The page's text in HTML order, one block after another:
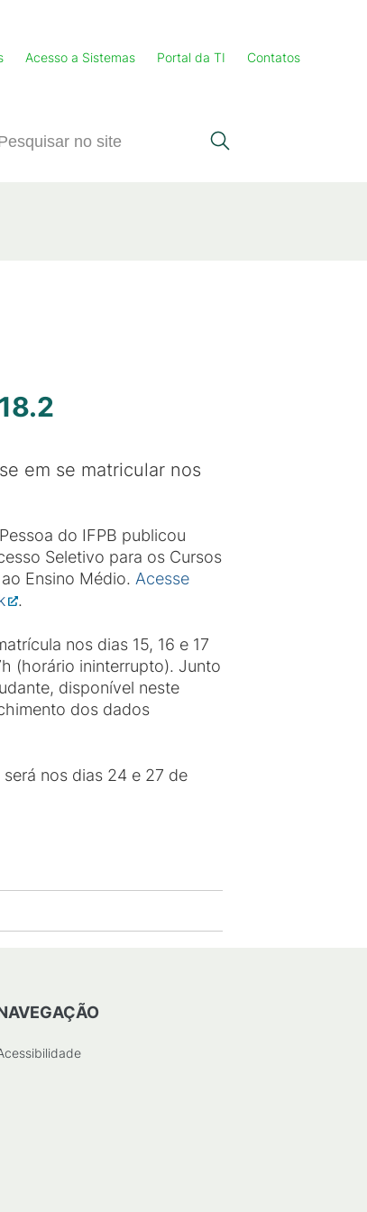
Acesso a Sistemas Portal da TI Contatos
em se matricular nos
do IFPB publicou
Seletivo para os Cursos
Ensino Médio. Acesse
.
nos dias 15, 16 e 17
(horário ininterrupto). Junto
disponível neste
dos dados
nos dias 24 e 27 de